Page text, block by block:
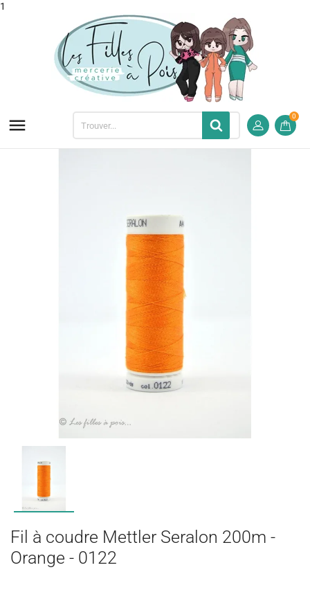
1
 0
Fil à coudre Mettler Seralon 200m -
Orange - 0122